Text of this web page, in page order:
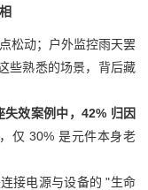
松动；户外监控雨天罢
些熟悉的场景，背后藏
失效案例中，42% 归因
，仅 30% 是元件本身老
接电源与设备的 "生命